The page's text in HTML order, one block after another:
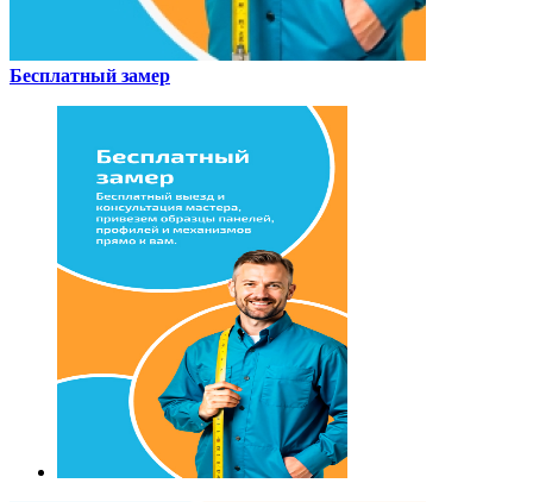
Бесплатный замер